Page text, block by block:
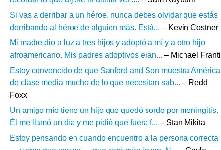
Si vas a derribar a un héroe, nunca debes olvidar que estás
derribando al héroe de alguien más. Está... – Kevin Costner
Mi madre dio a luz a tres hijos y adoptó a mí y a otro hijo
afroamericano. Mis padres adoptivos eran... – Michael Franti
Estoy convencido de que Sanford and Son muestra América
de clase media mucho de lo que necesitan sab... – Redd
Foxx
Un amigo mío tiene un hijo que quedó sordo por meningitis.
Él me llamó un día y me pidió que fuera f... – Stan Mikita
Estoy pensando en cuando encuentro a la persona correcta